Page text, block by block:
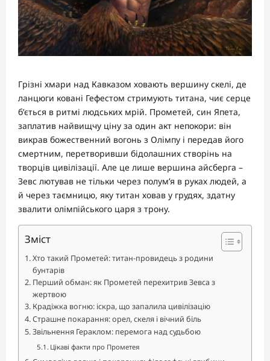
Грізні хмари над Кавказом ховають вершину скелі, де
ланцюги ковані Гефестом стримують титана, чиє серце
б’ється в ритмі людських мрій. Прометей, син Япета,
заплатив найвищчу ціну за один акт непокори: він
викрав божественний вогонь з Олімпу і передав його
смертним, перетворивши бідолашних створінь на
творців цивілізації. Але це лише вершина айсберга –
Зевс лютував не тільки через полум’я в руках людей, а
й через таємницю, яку титан ховав у грудях, здатну
звалити олімпійського царя з трону.
Зміст
Хто такий Прометей: титан-провидець з родини
бунтарів
Перший обман: як Прометей перехитрив Зевса з
жертвою
Крадіжка вогню: іскра, що запалила цивілізацію
Страшне покарання: орел, скеля і вічний біль
Звільнення Гераклом: перемога над судьбою
Цікаві факти про Прометея